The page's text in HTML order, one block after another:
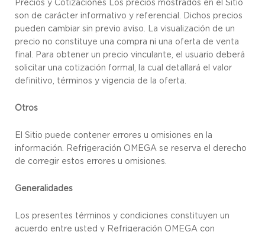
Precios y Cotizaciones Los precios mostrados en el Sitio
son de carácter informativo y referencial. Dichos precios
pueden cambiar sin previo aviso. La visualización de un
precio no constituye una compra ni una oferta de venta
final. Para obtener un precio vinculante, el usuario deberá
solicitar una cotización formal, la cual detallará el valor
definitivo, términos y vigencia de la oferta.
Otros
El Sitio puede contener errores u omisiones en la
información. Refrigeración OMEGA se reserva el derecho
de corregir estos errores u omisiones.
Generalidades
Los presentes términos y condiciones constituyen un
acuerdo entre usted y Refrigeración OMEGA con